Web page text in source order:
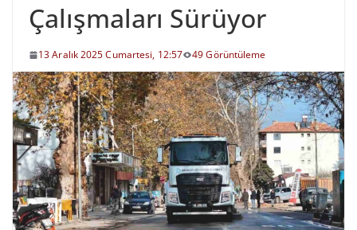
Çalışmaları Sürüyor
13 Aralık 2025 Cumartesi, 12:57 49 Görüntüleme